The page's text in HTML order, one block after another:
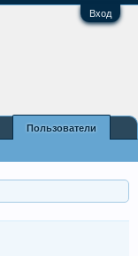
Вход
Пользователи